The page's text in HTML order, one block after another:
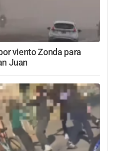
viento Zonda para
Juan